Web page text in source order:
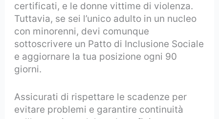
certificati, e le donne vittime di violenza.
Tuttavia, se sei l’unico adulto in un nucleo
con minorenni, devi comunque
sottoscrivere un Patto di Inclusione Sociale
e aggiornare la tua posizione ogni 90
giorni.
Assicurati di rispettare le scadenze per
evitare problemi e garantire continuità